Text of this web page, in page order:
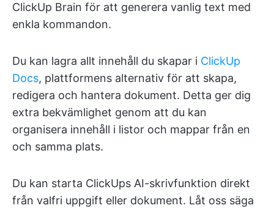
ClickUp Brain för att generera vanlig text med
enkla kommandon.
Du kan lagra allt innehåll du skapar i ClickUp
Docs, plattformens alternativ för att skapa,
redigera och hantera dokument. Detta ger dig
extra bekvämlighet genom att du kan
organisera innehåll i listor och mappar från en
och samma plats.
Du kan starta ClickUps AI-skrivfunktion direkt
från valfri uppgift eller dokument. Låt oss säga